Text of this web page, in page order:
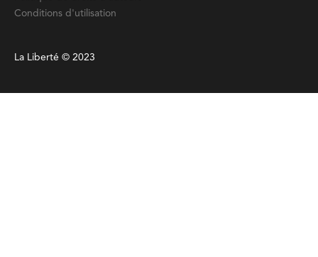
Conditions d'utilisation
La Liberté © 2023